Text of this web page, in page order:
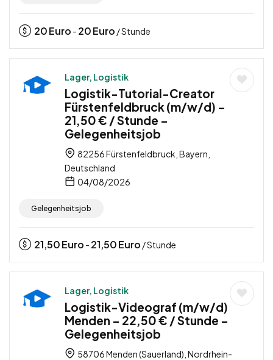
20Euro - 20Euro / Stunde
Lager, Logistik
Logistik-Tutorial-Creator
Fürstenfeldbruck (m/w/d) –
21,50 € / Stunde –
Gelegenheitsjob
82256 Fürstenfeldbruck, Bayern,
Deutschland
04/08/2026
Gelegenheitsjob
21,50Euro - 21,50Euro / Stunde
Lager, Logistik
Logistik-Videograf (m/w/d)
Menden – 22,50 € / Stunde –
Gelegenheitsjob
58706 Menden (Sauerland), Nordrhein-